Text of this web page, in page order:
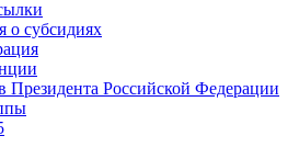
о субсидиях
Президента Российской Федерации